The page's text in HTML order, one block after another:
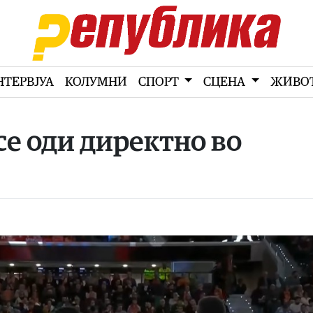
КОЛУМНИ СПОРТ СЦЕНА
оди директно во